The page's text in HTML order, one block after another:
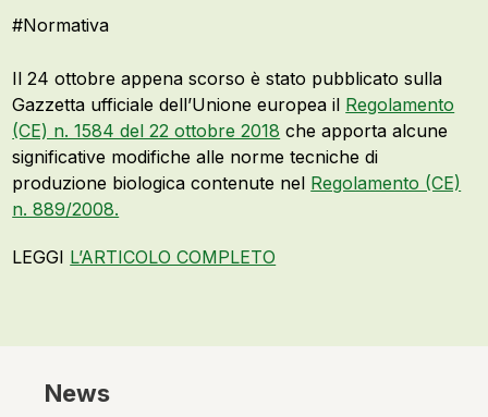
#Normativa
Il 24 ottobre appena scorso è stato pubblicato sulla
Gazzetta ufficiale dell’Unione europea il Regolamento
(CE) n. 1584 del 22 ottobre 2018 che apporta alcune
significative modifiche alle norme tecniche di
produzione biologica contenute nel Regolamento (CE)
n. 889/2008.
LEGGI L’ARTICOLO COMPLETO
News